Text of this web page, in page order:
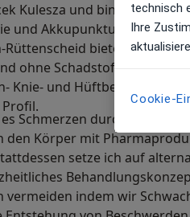
Kulesza und bin Facharzt
und Akkupunktur. In
Rüttenscheid biete ich
ohne Schadstoffe.
Knie- und
Schmerzen durch
den Körper mit
setze ich auf
vermeiden indem wir
technisch
Ihre
Cookie-